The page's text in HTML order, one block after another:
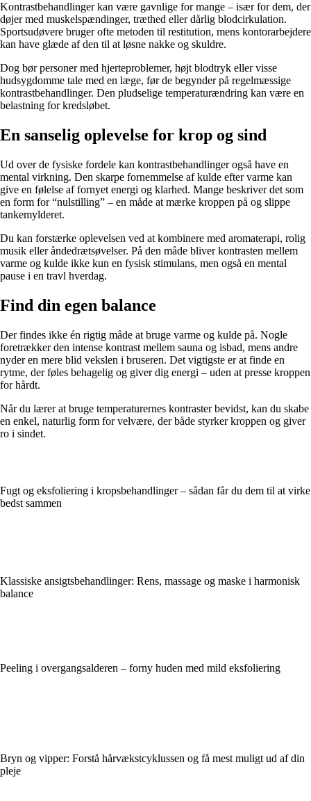
Kontrastbehandlinger kan være gavnlige for mange – især for dem, der
døjer med muskelspændinger, træthed eller dårlig blodcirkulation.
Sportsudøvere bruger ofte metoden til restitution, mens kontorarbejdere
kan have glæde af den til at løsne nakke og skuldre.
Dog bør personer med hjerteproblemer, højt blodtryk eller visse
hudsygdomme tale med en læge, før de begynder på regelmæssige
kontrastbehandlinger. Den pludselige temperaturændring kan være en
belastning for kredsløbet.
En sanselig oplevelse for krop og sind
Ud over de fysiske fordele kan kontrastbehandlinger også have en
mental virkning. Den skarpe fornemmelse af kulde efter varme kan
give en følelse af fornyet energi og klarhed. Mange beskriver det som
en form for “nulstilling” – en måde at mærke kroppen på og slippe
tankemylderet.
Du kan forstærke oplevelsen ved at kombinere med aromaterapi, rolig
musik eller åndedrætsøvelser. På den måde bliver kontrasten mellem
varme og kulde ikke kun en fysisk stimulans, men også en mental
pause i en travl hverdag.
Find din egen balance
Der findes ikke én rigtig måde at bruge varme og kulde på. Nogle
foretrækker den intense kontrast mellem sauna og isbad, mens andre
nyder en mere blid vekslen i bruseren. Det vigtigste er at finde en
rytme, der føles behagelig og giver dig energi – uden at presse kroppen
for hårdt.
Når du lærer at bruge temperaturernes kontraster bevidst, kan du skabe
en enkel, naturlig form for velvære, der både styrker kroppen og giver
ro i sindet.
Fugt og eksfoliering i kropsbehandlinger – sådan får du dem til at virke
bedst sammen
Klassiske ansigtsbehandlinger: Rens, massage og maske i harmonisk
balance
Peeling i overgangsalderen – forny huden med mild eksfoliering
Bryn og vipper: Forstå hårvækstcyklussen og få mest muligt ud af din
pleje